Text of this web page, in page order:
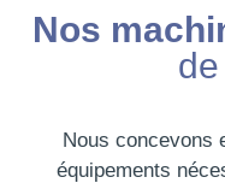
Nos
Nous concevons
équipements